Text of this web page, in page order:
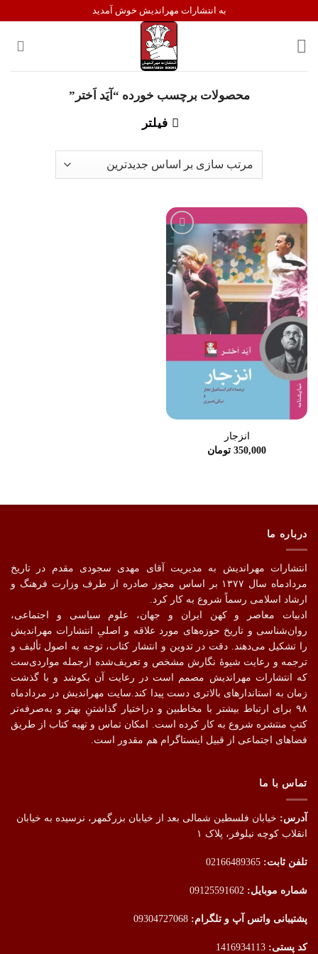
به انتشارات مهراندیش خوش آمدید
محصولات برچسب خورده “آیَد اَختر”
فیلتر
افزودن
به
علاقه
مندی
ها
انزجار
350,000 تومان
درباره ما
انتشارات مهراندیش به مدیریت آقای مهدی سجودی مقدم در تاریخ
مردادماه سال ۱۳۷۷ بر اساس مجوز صادره از طرف وزارت فرهنگ و
ارشاد اسلامی رسماً شروع به کار کرد.
ادبیات معاصر و کهن ایران و جهان، علوم سیاسی و اجتماعی،
روان‌شناسی و تاریخ حوزه‌های مورد علاقه و اصلیِ انتشارات مهراندیش
را تشکیل می‌دهند. دقت در تدوین و انتشار کتاب،‌ توجه به اصول تألیف و
ترجمه و رعایت شیوهٔ نگارش مشخص و تعریف‌شده ازجمله مواردی‌ست
که انتشارات مهراندیش مصمم است در رعایت آن بکوشد و با گذشت
زمان به استاندارهای بالاتری دست پیدا کند.سایت مهراندیش در مردادماه
۹۸ برای ارتباط بیشتر با مخاطبین و دراختیار گذاشتنِ بهتر و به‌صرفه‌تر
کتبِ منتشره شروع به کار کرده است. امکان تماس و تهیه کتاب از طریق
فضاهای اجتماعی از قبیل اینستاگرام هم مقدور است.
تماس با ما
آدرس: خیابان فلسطین شمالی بعد از خیابان بزرگمهر، نرسیده به خیابان
انقلاب کوچه نیلوفر، پلاک ۱
تلفن ثابت:
شماره موبایل:
پشتیبانی واتس آپ و تلگرام:
کد پستی: